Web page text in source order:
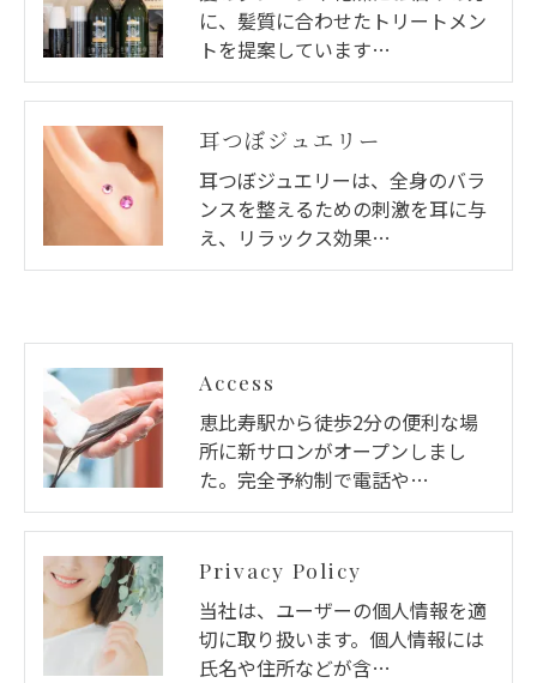
に、髪質に合わせたトリートメン
トを提案しています…
耳つぼジュエリー
耳つぼジュエリーは、全身のバラ
ンスを整えるための刺激を耳に与
え、リラックス効果…
Access
恵比寿駅から徒歩2分の便利な場
所に新サロンがオープンしまし
た。完全予約制で電話や…
Privacy Policy
当社は、ユーザーの個人情報を適
切に取り扱います。個人情報には
氏名や住所などが含…